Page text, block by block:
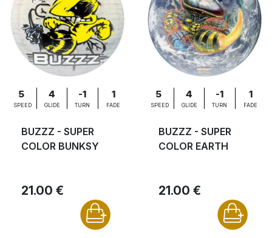
5
SPEED
4
GLIDE
-1
TURN
1
FADE
BUZZZ - SUPER
COLOR BUNKSY
21.00 €
5
SPEED
4
GLIDE
-1
TURN
1
FADE
BUZZZ - SUPER
COLOR EARTH
21.00 €